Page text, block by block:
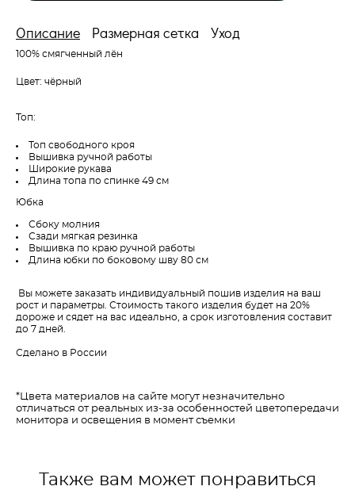
Описание Размерная сетка Уход
100% смягченный лён
Цвет: чёрный
Топ:
Топ свободного кроя
Вышивка ручной работы
Широкие рукава
Длина топа по спинке 49 см
Юбка
Сбоку молния
Сзади мягкая резинка
Вышивка по краю ручной работы
Длина юбки по боковому шву 80 см
Вы можете заказать индивидуальный пошив изделия на ваш
рост и параметры. Стоимость такого изделия будет на 20%
дороже и сядет на вас идеально, а срок изготовления составит
до 7 дней.
Сделано в России
*Цвета материалов на сайте могут незначительно
отличаться от реальных из-за особенностей цветопередачи
монитора и освещения в момент съемки
Также вам может понравиться